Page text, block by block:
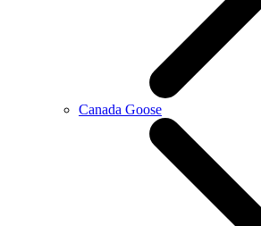
Canada Goose